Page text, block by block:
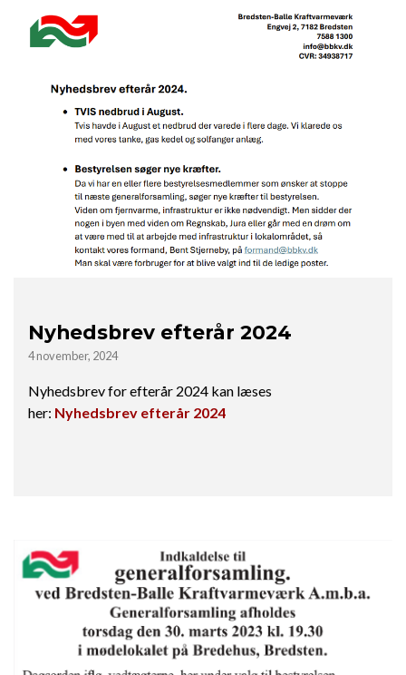
Nyhedsbrev efterår 2024
4 november, 2024
Nyhedsbrev for efterår 2024 kan læses
her: Nyhedsbrev efterår 2024